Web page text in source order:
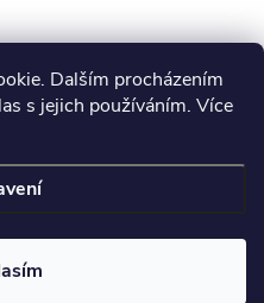
Dalším procházením
s jejich používáním. Více